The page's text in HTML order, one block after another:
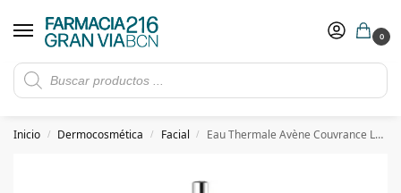
0
Rebajas de verano hasta -30%
​ 5€ de descuento con el cupón 5GRANVIA (compras superiores a 150€)
Inicio / Dermocosmética / Facial / Eau Thermale Avène Couvrance Lápiz Corrector Cejas Oscuro 1,19g